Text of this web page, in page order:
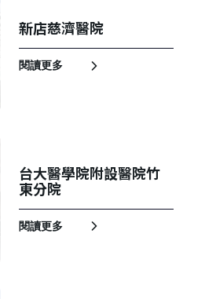
新店慈濟醫院
閱讀更多
台大醫學院附設醫院竹
東分院
閱讀更多